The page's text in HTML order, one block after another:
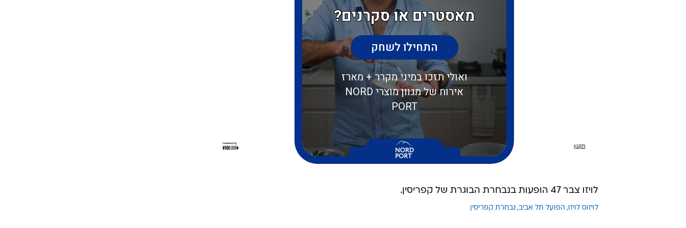
לויזו צבר 47 הופעות בנבחרת הבוגרת של קפריסין.
לויזוס לויזו הפועל תל אביב נבחרת קפריסין